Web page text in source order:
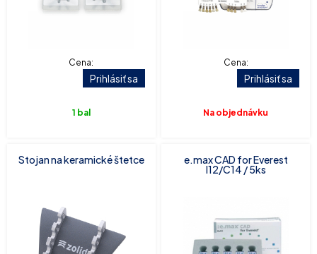
Cena:
Prihlásiť sa
1 bal
Cena:
Prihlásiť sa
Na objednávku
Stojan na keramické štetce e.max CAD for Everest
I12/C14 / 5ks